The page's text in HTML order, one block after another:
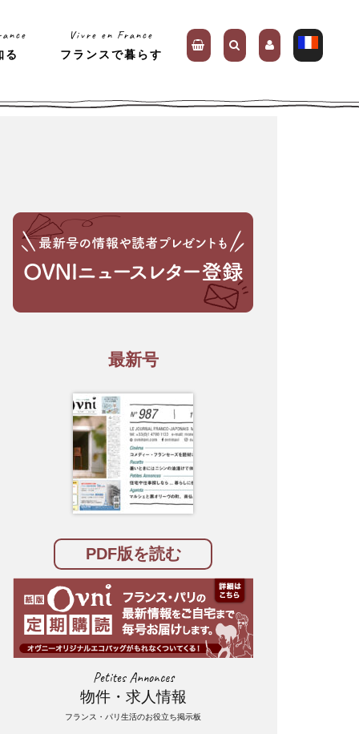
る
Vivre en France
フランスで暮らす
最新号
PDF版を読む
Petites Annonces
物件・求人情報
フランス・パリ生活のお役立ち掲示板